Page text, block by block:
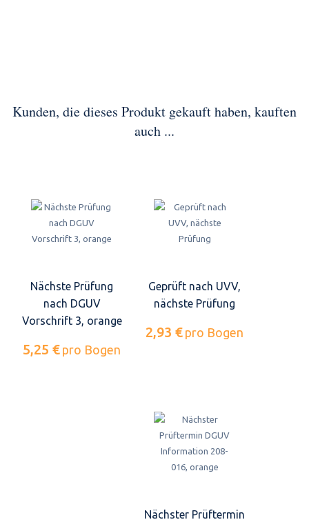
Kunden, die dieses Produkt gekauft haben, kauften
auch ...
Nächste Prüfung
nach DGUV
Vorschrift 3, orange
5,25 € pro Bogen
Geprüft nach UVV,
nächste Prüfung
2,93 € pro Bogen
Nächster Prüftermin